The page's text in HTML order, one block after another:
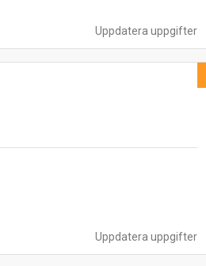
Uppdatera uppgifter
Uppdatera uppgifter